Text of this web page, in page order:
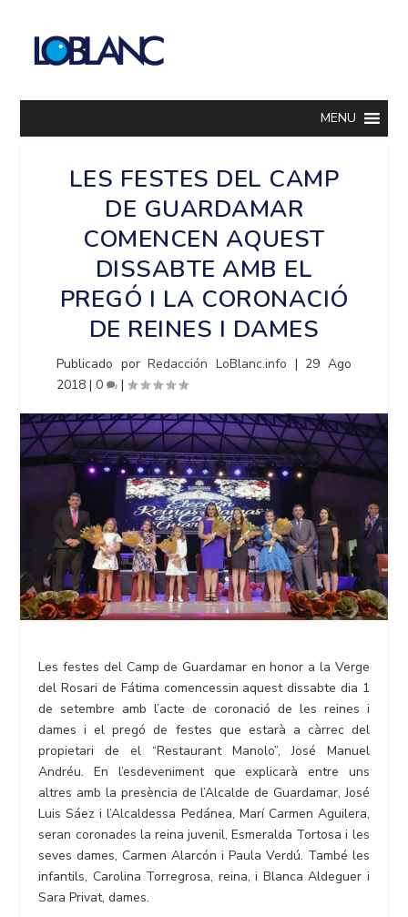
MENU
LES FESTES DEL CAMP
DE GUARDAMAR
COMENCEN AQUEST
DISSABTE AMB EL
PREGÓ I LA CORONACIÓ
DE REINES I DAMES
Publicado porRedacción LoBlanc.info | 29 Ago
2018 |0 |
Les festes del Camp de Guardamar en honor a la Verge
del Rosari de Fátima comencessin aquest dissabte dia 1
de setembre amb l’acte de coronació de les reines i
dames i el pregó de festes que estarà a càrrec del
propietari de el “Restaurant Manolo”, José Manuel
Andréu. En l’esdeveniment que explicarà entre uns
altres amb la presència de l’Alcalde de Guardamar, José
Luis Sáez i l’Alcaldessa Pedánea, Marí Carmen Aguilera,
seran coronades la reina juvenil, Esmeralda Tortosa i les
seves dames, Carmen Alarcón i Paula Verdú. També les
infantils, Carolina Torregrosa, reina, i Blanca Aldeguer i
Sara Privat, dames.